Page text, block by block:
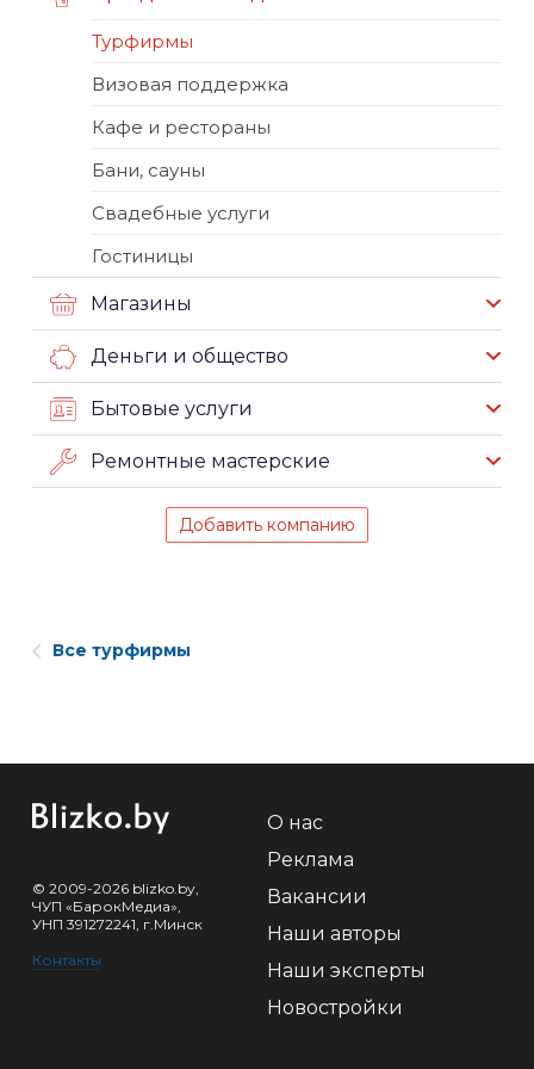
Турфирмы
Визовая поддержка
Кафе и рестораны
Бани, сауны
Свадебные услуги
Гостиницы
Магазины
Деньги и общество
Бытовые услуги
Ремонтные мастерские
Добавить компанию
Все турфирмы
© 2009-2026 blizko.by,
ЧУП «БарокМедиа»,
УНП 391272241, г.Минск
Контакты
О нас
Реклама
Вакансии
Наши авторы
Наши эксперты
Новостройки